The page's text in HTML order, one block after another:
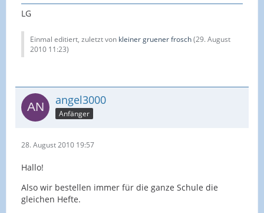
LG
Einmal editiert, zuletzt von kleiner gruener frosch(29. August
2010 11:23)
angel3000
Anfänger
28. August 2010 19:57
Hallo!
Also wir bestellen immer für die ganze Schule die
gleichen Hefte.